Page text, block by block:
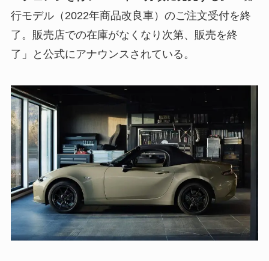
行モデル（2022年商品改良車）のご注文受付を終
了。販売店での在庫がなくなり次第、販売を終
了」と公式にアナウンスされている。